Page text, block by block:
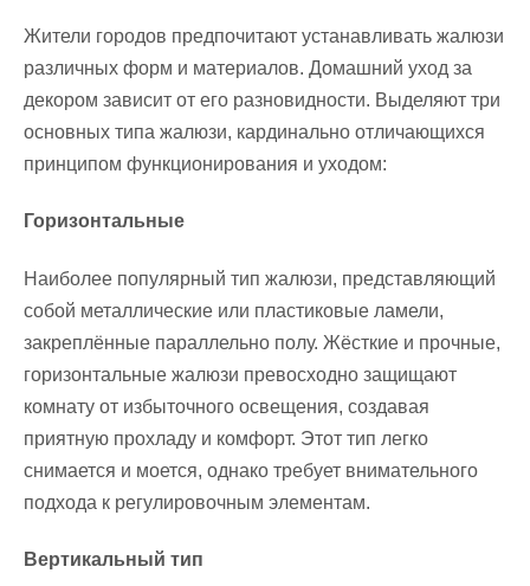
Жители городов предпочитают устанавливать жалюзи
различных форм и материалов. Домашний уход за
декором зависит от его разновидности. Выделяют три
основных типа жалюзи, кардинально отличающихся
принципом функционирования и уходом:
Горизонтальные
Наиболее популярный тип жалюзи, представляющий
собой металлические или пластиковые ламели,
закреплённые параллельно полу. Жёсткие и прочные,
горизонтальные жалюзи превосходно защищают
комнату от избыточного освещения, создавая
приятную прохладу и комфорт. Этот тип легко
снимается и моется, однако требует внимательного
подхода к регулировочным элементам.
Вертикальный тип